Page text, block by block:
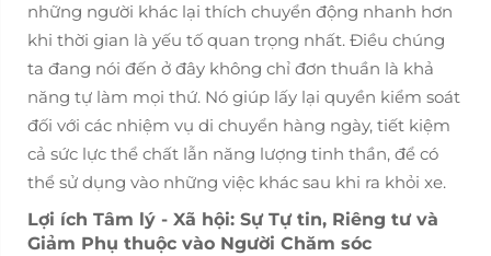
những người khác lại thích chuyển động nhanh hơn
khi thời gian là yếu tố quan trọng nhất. Điều chúng
ta đang nói đến ở đây không chỉ đơn thuần là khả
năng tự làm mọi thứ. Nó giúp lấy lại quyền kiểm soát
đối với các nhiệm vụ di chuyển hàng ngày, tiết kiệm
cả sức lực thể chất lẫn năng lượng tinh thần, để có
thể sử dụng vào những việc khác sau khi ra khỏi xe.
Lợi ích Tâm lý - Xã hội: Sự Tự tin, Riêng tư và
Giảm Phụ thuộc vào Người Chăm sóc